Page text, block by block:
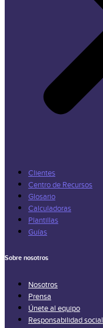
Clientes
Centro de Recursos
Glosario
Calculadoras
Plantillas
Guías
Sobre nosotros
Nosotros
Prensa
Únete al equipo
Responsabilidad social